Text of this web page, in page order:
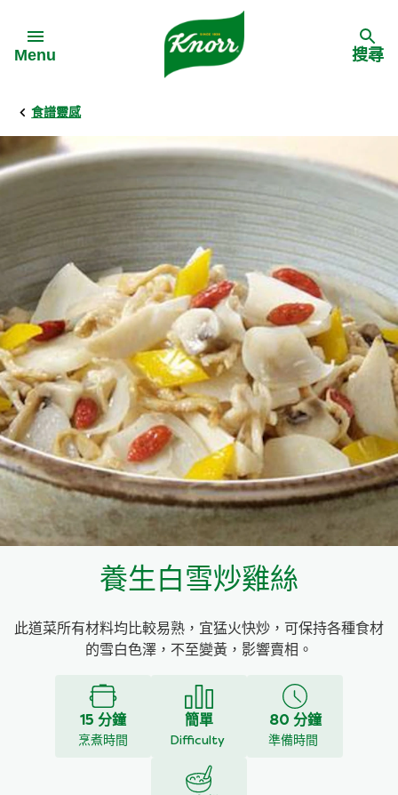
Menu
Back
食譜靈感
料理方式
季節節慶
多國料理
料理種類
Back
家樂牌產品
家樂牌雞粉
家樂牌鮮菇粉
家樂牌濃湯寶
家樂牌雞汁
家樂牌快熟通心粉
家樂牌鮮露
家樂牌鷹粟粉
家樂牌雞湯粒
家樂牌純鮮清雞湯
Back
主頁
甚麼是愛環境食材
愛環境食材名單
愛環境食材食譜
愛環境食材篩選條件
搜尋
食譜靈感
養生白雪炒雞絲
此道菜所有材料均比較易熟，宜猛火快炒，可保持各種食材
的雪白色澤，不至變黃，影響賣相。
15 分鐘
烹煮時間
簡單
Difficulty
80 分鐘
準備時間